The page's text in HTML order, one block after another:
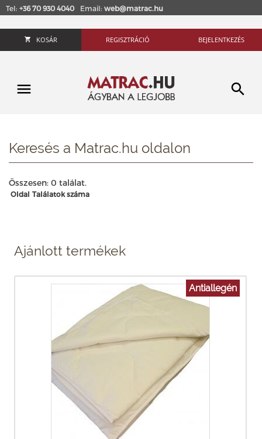
Tel: +36 70 930 4040 Email: web@matrac.hu
KOSÁR REGISZTRÁCIÓ BEJELENTKEZÉS
Keresés a Matrac.hu oldalon
Összesen: 0 találat.
Oldal Találatok száma
Ajánlott termékek
Antiallegén